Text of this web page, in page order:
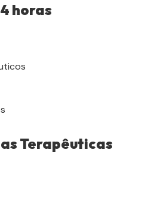
horas
Terapêuticas